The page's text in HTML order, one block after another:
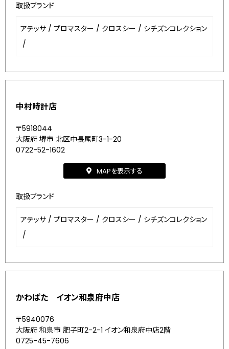
取扱ブランド
アテッサ / プロマスター / クロスシー / シチズンコレクション
/
中村時計店
〒5918044
大阪府 堺市 北区中長尾町3-1-20
0722-52-1602
MAPを表示する
取扱ブランド
アテッサ / プロマスター / クロスシー / シチズンコレクション
/
かわばた イオン和泉府中店
〒5940076
大阪府 和泉市 肥子町2-2-1 イオン和泉府中店2階
0725-45-7606